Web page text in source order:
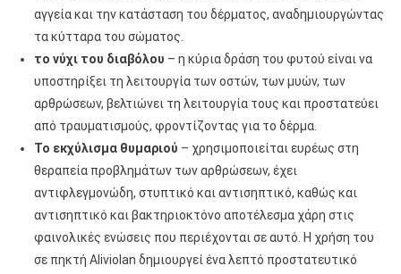
αγγεία και την κατάσταση του δέρματος, αναδημιουργώντας
τα κύτταρα του σώματος.
το νύχι του διαβόλου – η κύρια δράση του φυτού είναι να
υποστηρίξει τη λειτουργία των οστών, των μυών, των
αρθρώσεων, βελτιώνει τη λειτουργία τους και προστατεύει
από τραυματισμούς, φροντίζοντας για το δέρμα.
Το εκχύλισμα θυμαριού – χρησιμοποιείται ευρέως στη
θεραπεία προβλημάτων των αρθρώσεων, έχει
αντιφλεγμονώδη, στυπτικό και αντισηπτικό, καθώς και
αντισηπτικό και βακτηριοκτόνο αποτέλεσμα χάρη στις
φαινολικές ενώσεις που περιέχονται σε αυτό. Η χρήση του
σε πηκτή Aliviolan δημιουργεί ένα λεπτό προστατευτικό